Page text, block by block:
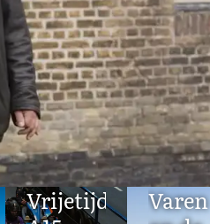
Vrijetijdscentrum
Varen